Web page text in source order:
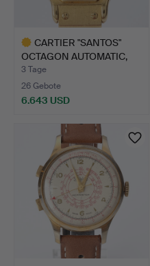
CARTIER "SANTOS"
OCTAGON AUTOMATIC,
DAMENA…
3 Tage
26 Gebote
6.643 USD